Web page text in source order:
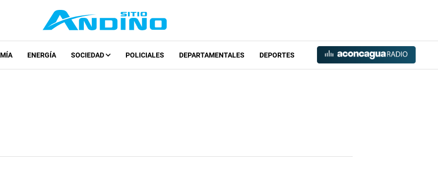
ENERGÍA SOCIEDAD POLICIALES DEPARTAMENTALES DEPORTES